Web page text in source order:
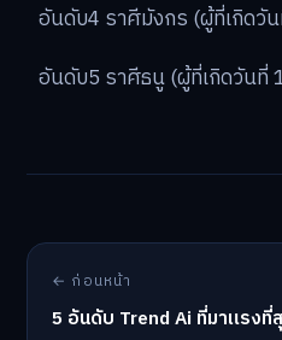
อันดับ4 ราศีมังกร (ผู้ที่เกิดวั
อันดับ5 ราศีธนู (ผู้ที่เกิดวันที่
← ก่อนหน้า
5 อันดับ Trend Ai ที่มาแรงที่